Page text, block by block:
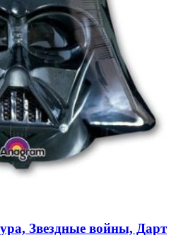
Звездные войны, Дарт